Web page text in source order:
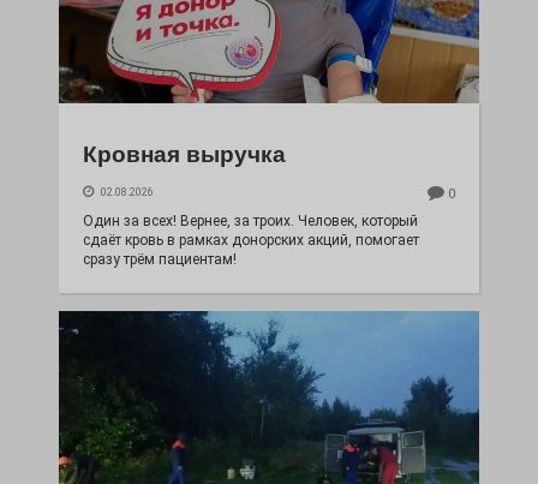
Кровная выручка
02.08.2026 0
Один за всех! Вернее, за троих. Человек, который
сдаёт кровь в рамках донорских акций, помогает
сразу трём пациентам!